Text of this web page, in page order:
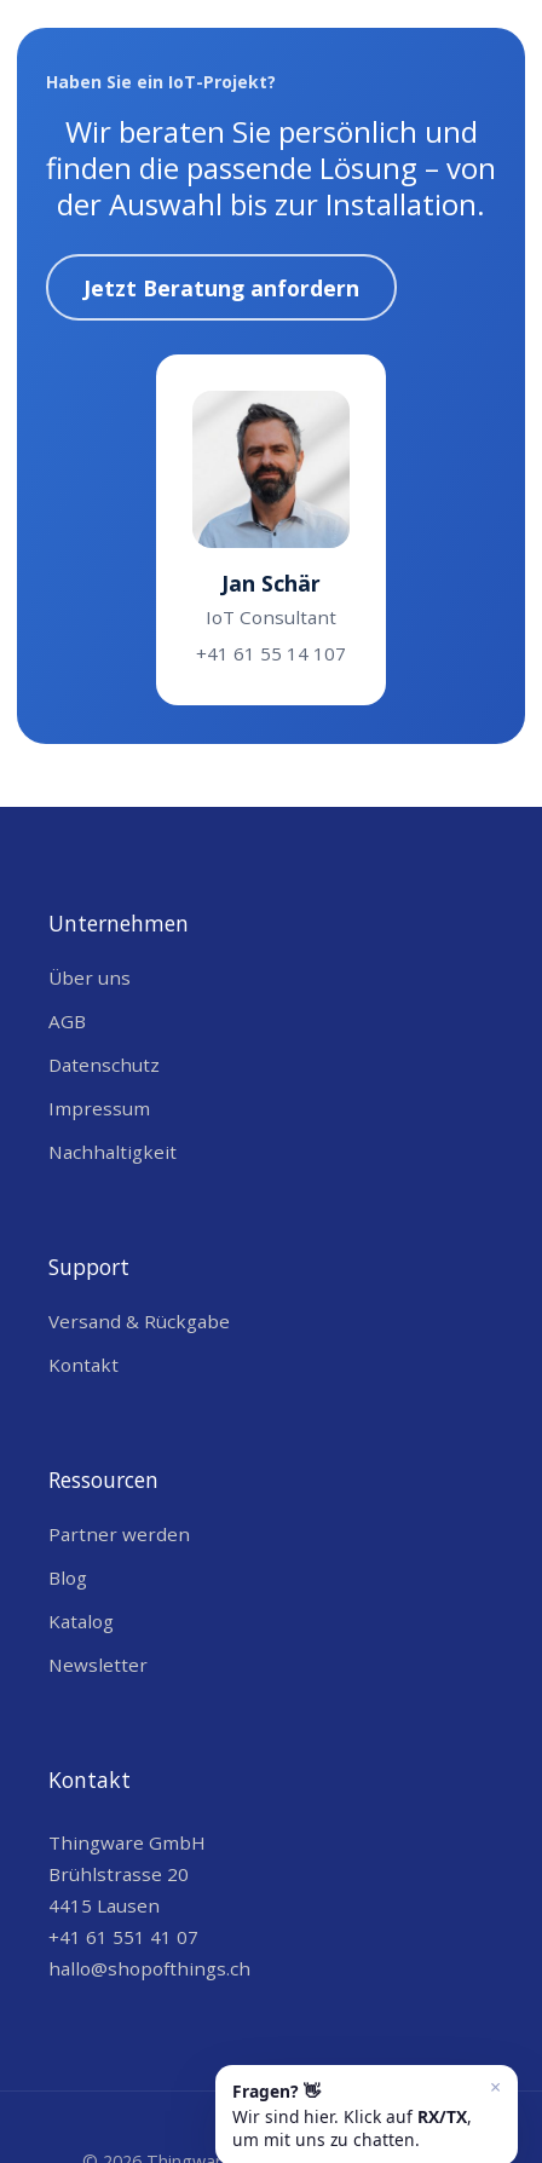
Haben Sie ein IoT-Projekt?
Wir beraten Sie persönlich und
finden die passende Lösung – von
der Auswahl bis zur Installation.
Jetzt Beratung anfordern
Jan Schär
IoT Consultant
+41 61 55 14 107
Unternehmen
Über uns
AGB
Datenschutz
Impressum
Nachhaltigkeit
Support
Versand & Rückgabe
Kontakt
Ressourcen
Partner werden
Blog
Katalog
Newsletter
Kontakt
Thingware GmbH
Brühlstrasse 20
4415 Lausen
+41 61 551 41 07
hallo@shopofthings.ch